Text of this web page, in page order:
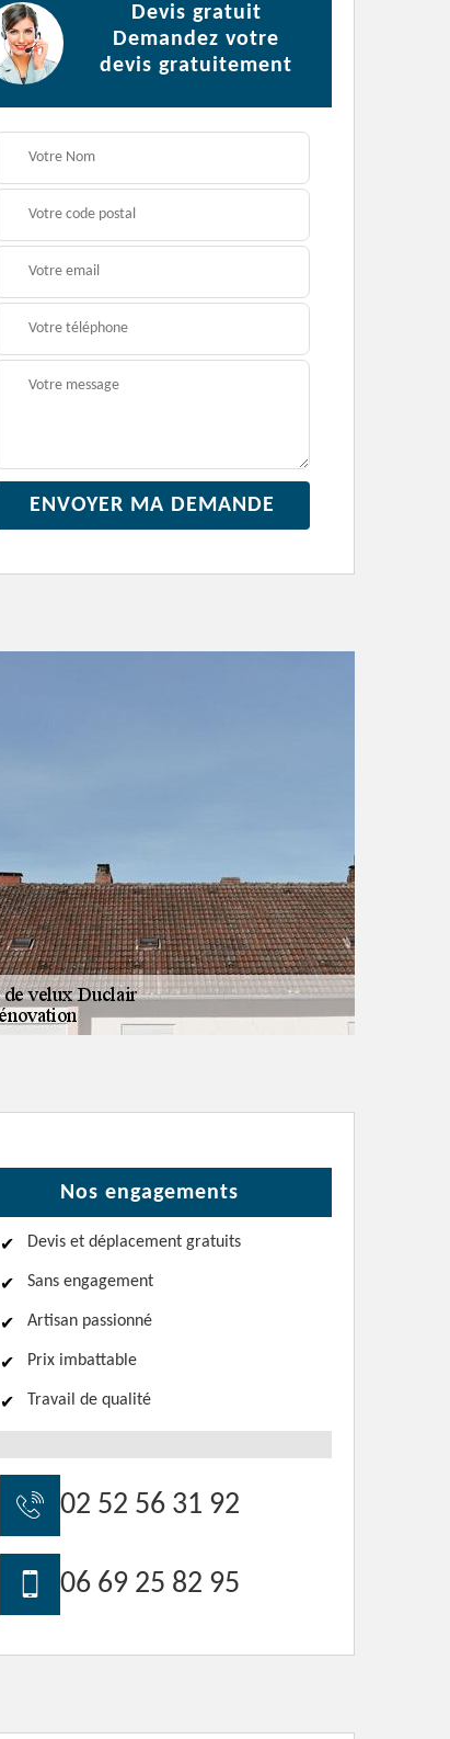
Devis gratuit
Demandez votre
devis gratuitement
Nos engagements
Devis et déplacement gratuits
Sans engagement
Artisan passionné
Prix imbattable
Travail de qualité
02 52 56 31 92
06 69 25 82 95